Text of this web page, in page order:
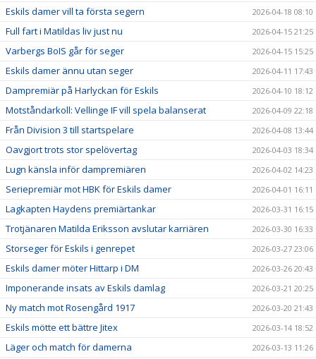
Eskils damer vill ta första segern 2026-04-18 08:10
Full fart i Matildas liv just nu 2026-04-15 21:25
Varbergs BoIS går för seger 2026-04-15 15:25
Eskils damer ännu utan seger 2026-04-11 17:43
Dampremiär på Harlyckan för Eskils 2026-04-10 18:12
Motståndarkoll: Vellinge IF vill spela balanserat 2026-04-09 22:18
Från Division 3 till startspelare 2026-04-08 13:44
Oavgjort trots stor spelövertag 2026-04-03 18:34
Lugn känsla inför dampremiären 2026-04-02 14:23
Seriepremiär mot HBK för Eskils damer 2026-04-01 16:11
Lagkapten Haydens premiärtankar 2026-03-31 16:15
Trotjänaren Matilda Eriksson avslutar karriären 2026-03-30 16:33
Storseger för Eskils i genrepet 2026-03-27 23:06
Eskils damer möter Hittarp i DM 2026-03-26 20:43
Imponerande insats av Eskils damlag 2026-03-21 20:25
Ny match mot Rosengård 1917 2026-03-20 21:43
Eskils mötte ett bättre Jitex 2026-03-14 18:52
Läger och match för damerna 2026-03-13 11:26